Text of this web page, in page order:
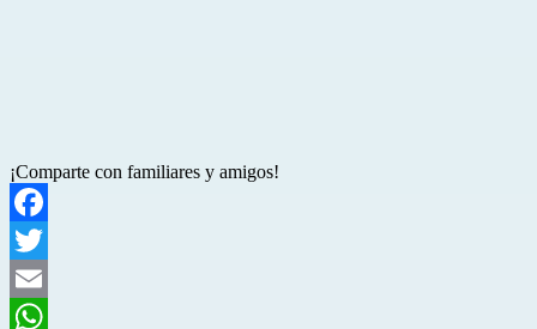
¡Comparte con familiares y amigos!
Facebook
Twitter
Email